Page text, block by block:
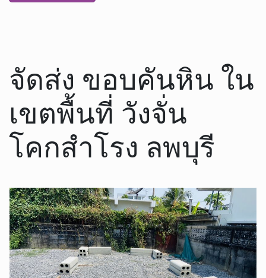
จัดส่ง ขอบคันหิน ใน
เขตพื้นที่ วังจั่น
โคกสำโรง ลพบุรี